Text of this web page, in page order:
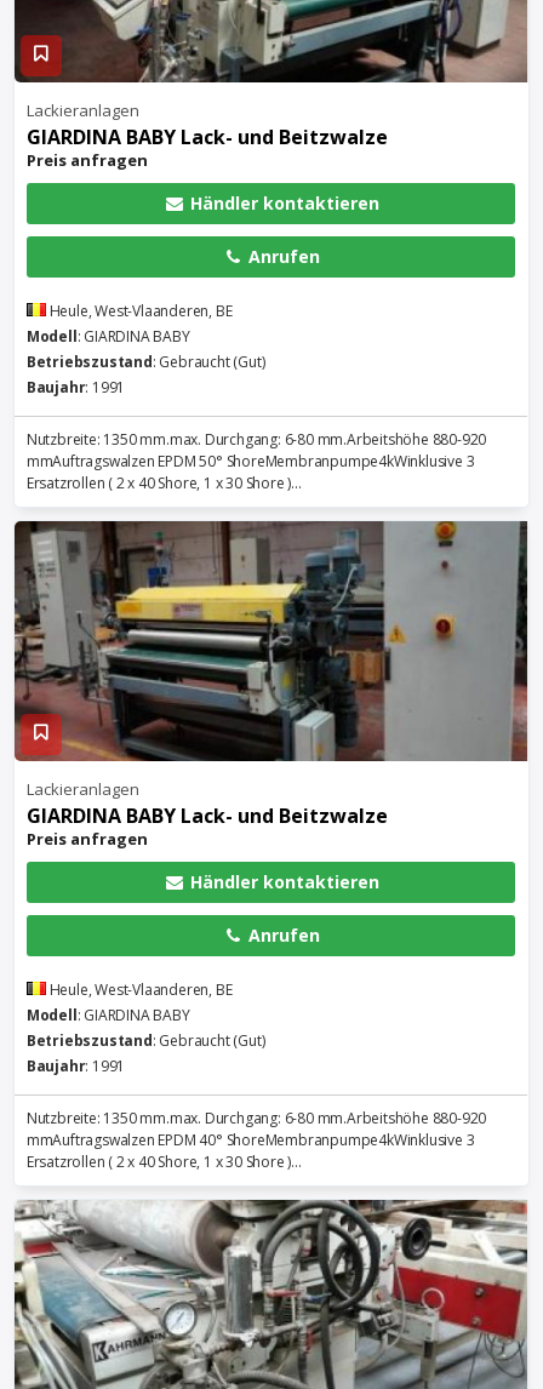
Lackieranlagen
GIARDINA BABY Lack- und Beitzwalze
Preis anfragen
Händler kontaktieren
Anrufen
Heule, West-Vlaanderen, BE
Modell: GIARDINA BABY
Betriebszustand: Gebraucht (Gut)
Baujahr: 1991
Nutzbreite: 1350 mm.max. Durchgang: 6-80 mm.Arbeitshöhe 880-920
mmAuftragswalzen EPDM 50° ShoreMembranpumpe4kWinklusive 3
Ersatzrollen ( 2 x 40 Shore, 1 x 30 Shore )...
Lackieranlagen
GIARDINA BABY Lack- und Beitzwalze
Preis anfragen
Händler kontaktieren
Anrufen
Heule, West-Vlaanderen, BE
Modell: GIARDINA BABY
Betriebszustand: Gebraucht (Gut)
Baujahr: 1991
Nutzbreite: 1350 mm.max. Durchgang: 6-80 mm.Arbeitshöhe 880-920
mmAuftragswalzen EPDM 40° ShoreMembranpumpe4kWinklusive 3
Ersatzrollen ( 2 x 40 Shore, 1 x 30 Shore )...